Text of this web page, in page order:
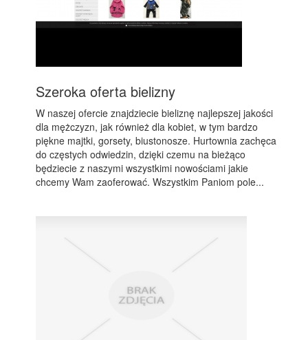
Szeroka oferta bielizny
W naszej ofercie znajdziecie bieliznę najlepszej jakości
dla mężczyzn, jak również dla kobiet, w tym bardzo
piękne majtki, gorsety, biustonosze. Hurtownia zachęca
do częstych odwiedzin, dzięki czemu na bieżąco
będziecie z naszymi wszystkimi nowościami jakie
chcemy Wam zaoferować. Wszystkim Paniom pole...